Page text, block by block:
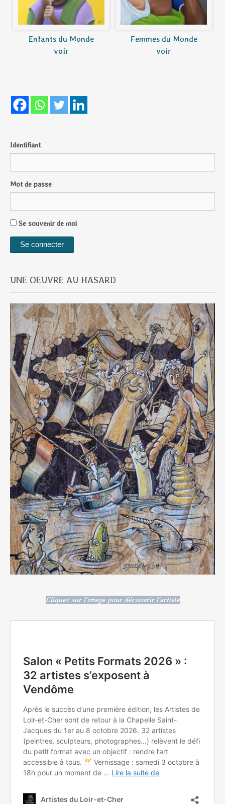
Enfants du Monde
voir
Femmes du Monde
voir
Identifiant
Mot de passe
Se souvenir de moi
UNE OEUVRE AU HASARD
Cliquez sur l'image pour découvrir l'artiste